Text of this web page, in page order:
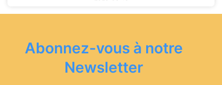
Abonnez-vous à notre
Newsletter